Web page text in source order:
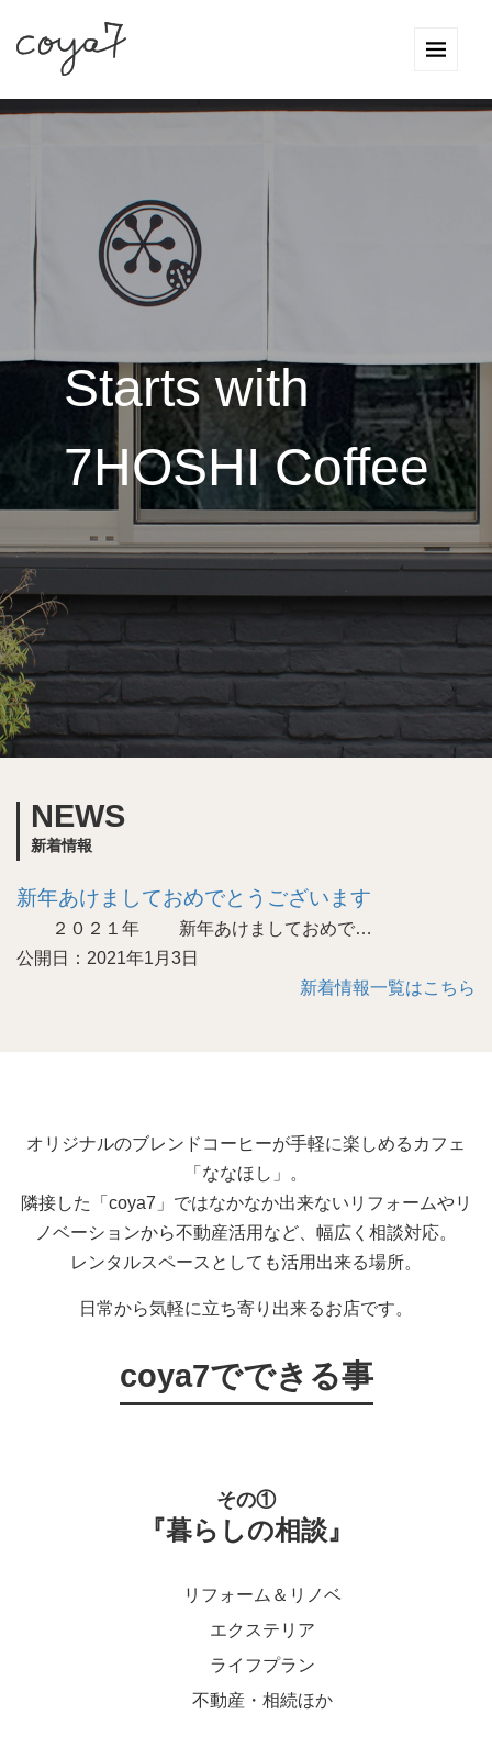
Starts with
7HOSHI Coffee
NEWS
新着情報
新年あけましておめでとうございます
２０２１年 新年あけましておめで…
公開日：2021年1月3日
新着情報一覧はこちら
オリジナルのブレンドコーヒーが手軽に楽しめるカフェ
「ななほし」。
隣接した「coya7」ではなかなか出来ないリフォームやリ
ノベーションから不動産活用など、幅広く相談対応。
レンタルスペースとしても活用出来る場所。
日常から気軽に立ち寄り出来るお店です。
coya7でできる事
その①
『暮らしの相談』
リフォーム＆リノベ
エクステリア
ライフプラン
不動産・相続ほか